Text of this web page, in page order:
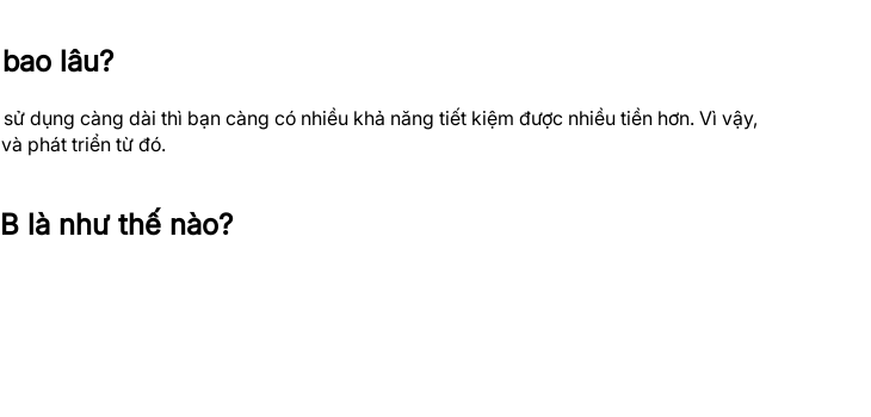
lâu?
dụng càng dài thì bạn càng có nhiều khả năng tiết kiệm được nhiều tiền hơn. Vì vậy,
phát triển từ đó.
là như thế nào?